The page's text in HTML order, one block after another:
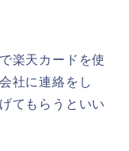
楽天カードを使
社に連絡をし
てもらうといい